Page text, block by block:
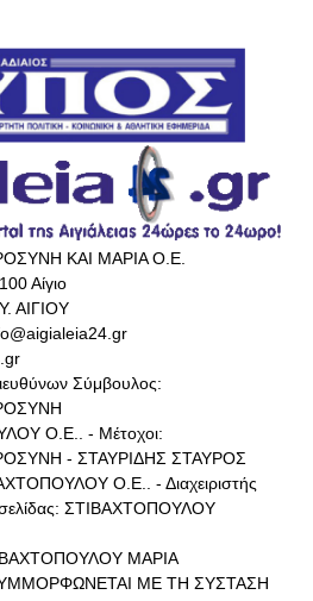
ΚΑΙ ΜΑΡΙΑ Ο.Ε.
Αίγιο
ΑΙΓΙΟΥ
Σύμβουλος:
Ο.Ε.. - Μέτοχοι:
- ΣΤΑΥΡΙΔΗΣ ΣΤΑΥΡΟΣ
Ο.Ε.. - Διαχειριστής
ΣΤΙΒΑΧΤΟΠΟΥΛΟΥ
ΜΑΡΙΑ
ΜΕ ΤΗ ΣΥΣΤΑΣΗ